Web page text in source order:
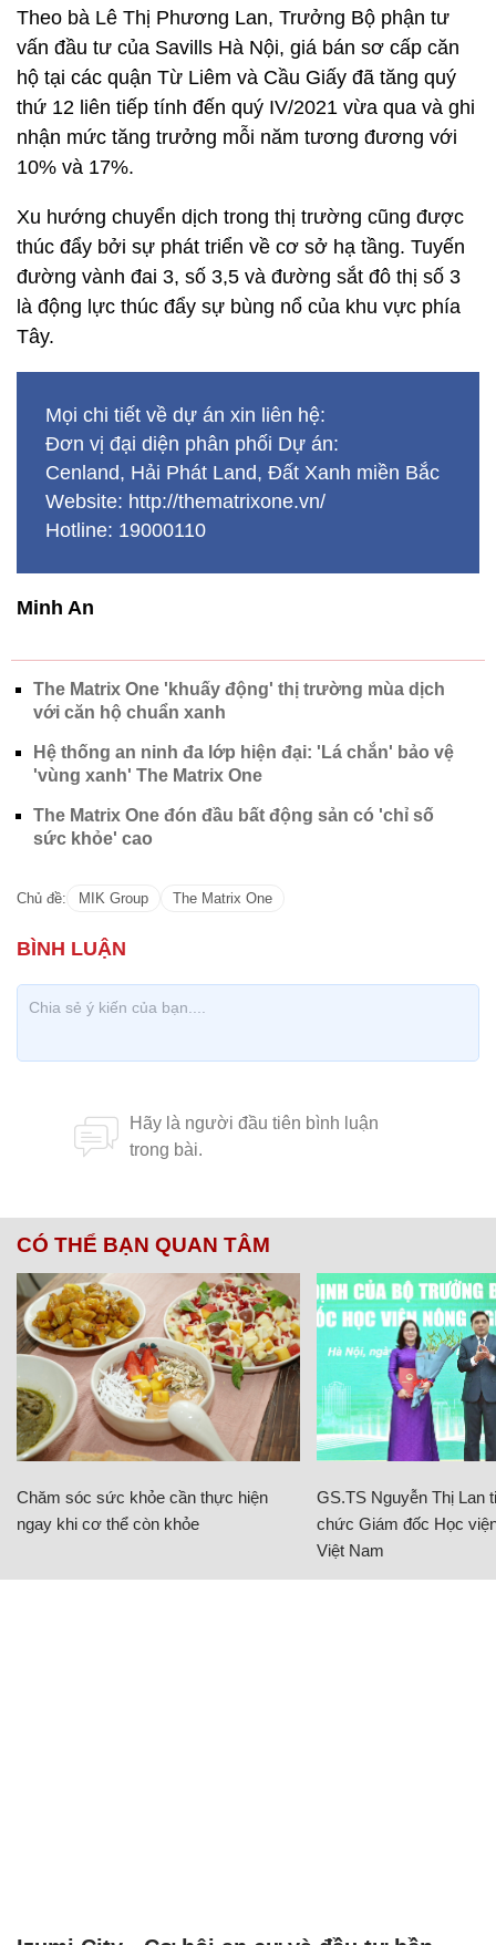
Theo bà Lê Thị Phương Lan, Trưởng Bộ phận tư
vấn đầu tư của Savills Hà Nội, giá bán sơ cấp căn
hộ tại các quận Từ Liêm và Cầu Giấy đã tăng quý
thứ 12 liên tiếp tính đến quý IV/2021 vừa qua và ghi
nhận mức tăng trưởng mỗi năm tương đương với
10% và 17%.
Xu hướng chuyển dịch trong thị trường cũng được
thúc đẩy bởi sự phát triển về cơ sở hạ tầng. Tuyến
đường vành đai 3, số 3,5 và đường sắt đô thị số 3
là động lực thúc đẩy sự bùng nổ của khu vực phía
Tây.
Mọi chi tiết về dự án xin liên hệ:
Đơn vị đại diện phân phối Dự án:
Cenland, Hải Phát Land, Đất Xanh miền Bắc
Website: http://thematrixone.vn/
Hotline: 19000110
Minh An
The Matrix One 'khuấy động' thị trường mùa dịch
với căn hộ chuẩn xanh
Hệ thống an ninh đa lớp hiện đại: 'Lá chắn' bảo vệ
'vùng xanh' The Matrix One
The Matrix One đón đầu bất động sản có 'chỉ số
sức khỏe' cao
Chủ đề: MIK Group The Matrix One
CÓ THỂ BẠN QUAN TÂM
Chăm sóc sức khỏe cần thực hiện
ngay khi cơ thể còn khỏe
GS.TS Nguyễn Thị Lan
chức Giám đốc Học
Việt Nam